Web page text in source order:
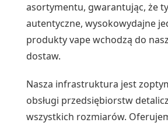
asortymentu, gwarantując, że
autentyczne, wysokowydajne
produkty vape wchodzą do
dostaw.
Nasza infrastruktura jest
obsługi przedsiębiorstw
wszystkich rozmiarów.